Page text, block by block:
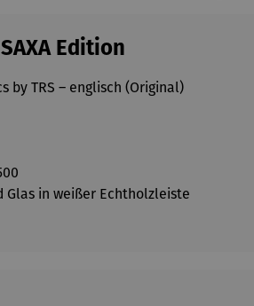
Edition
by TRS – englisch (Original)
in weißer Echtholzleiste